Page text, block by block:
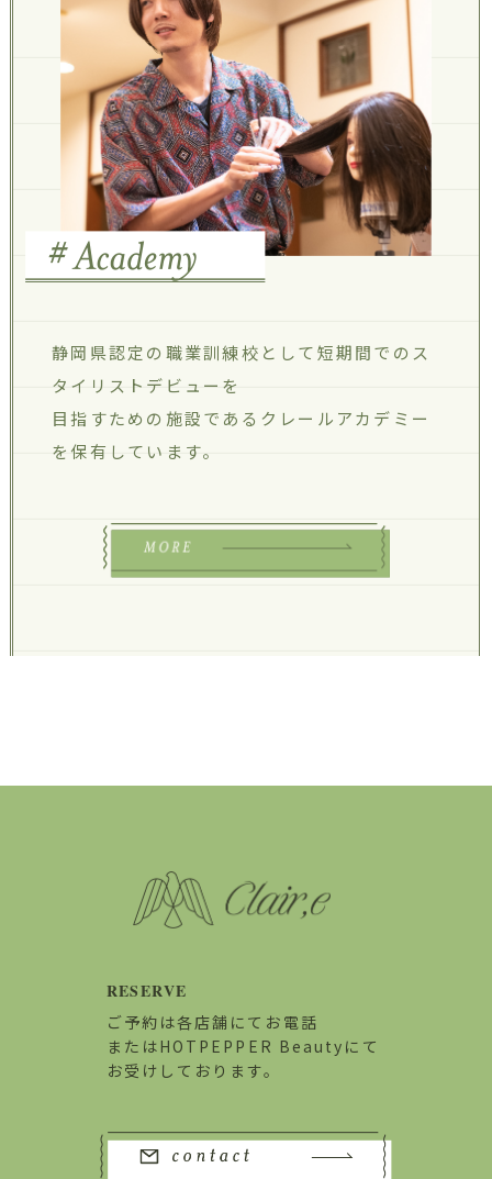
静岡県認定の職業訓練校として短期間でのス
タイリストデビューを
目指すための施設である クレールアカデミー
を保有しています。
RESERVE
ご予約は各店舗にてお電話
またはHOTPEPPER Beautyにて
お受けしております。